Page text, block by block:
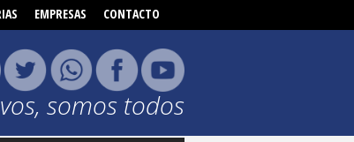
EMPRESAS CONTACTO
somos todos